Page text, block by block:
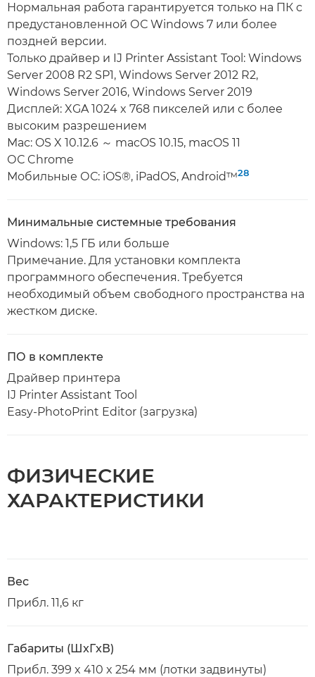
Нормальная работа гарантируется только на ПК с
предустановленной ОС Windows 7 или более
поздней версии.
Только драйвер и IJ Printer Assistant Tool: Windows
Server 2008 R2 SP1, Windows Server 2012 R2,
Windows Server 2016, Windows Server 2019
Дисплей: XGA 1024 x 768 пикселей или с более
высоким разрешением
Mac: OS X 10.12.6 ～ macOS 10.15, macOS 11
ОС Chrome
Мобильные ОС: iOS®, iPadOS, Android™28
Минимальные системные требования
Windows: 1,5 ГБ или больше
Примечание. Для установки комплекта
программного обеспечения. Требуется
необходимый объем свободного пространства на
жестком диске.
ПО в комплекте
Драйвер принтера
IJ Printer Assistant Tool
Easy-PhotoPrint Editor (загрузка)
ФИЗИЧЕСКИЕ
ХАРАКТЕРИСТИКИ
Вес
Прибл. 11,6 кг
Габариты (ШxГxВ)
Прибл. 399 x 410 x 254 мм (лотки задвинуты)